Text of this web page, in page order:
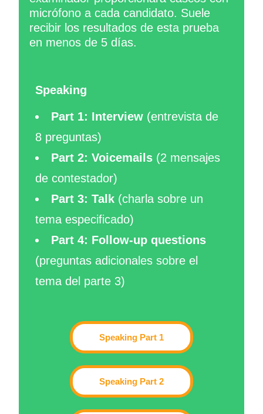
micrófono a cada candidato. Suele
recibir los resultados de esta prueba
en menos de 5 días.
Speaking
Part 1: Interview (entrevista de
8 preguntas)
Part 2: Voicemails (2 mensajes
de contestador)
Part 3: Talk (charla sobre un
tema especificado)
Part 4: Follow-up questions
(preguntas adicionales sobre el
tema del parte 3)
Speaking Part 1
Speaking Part 2